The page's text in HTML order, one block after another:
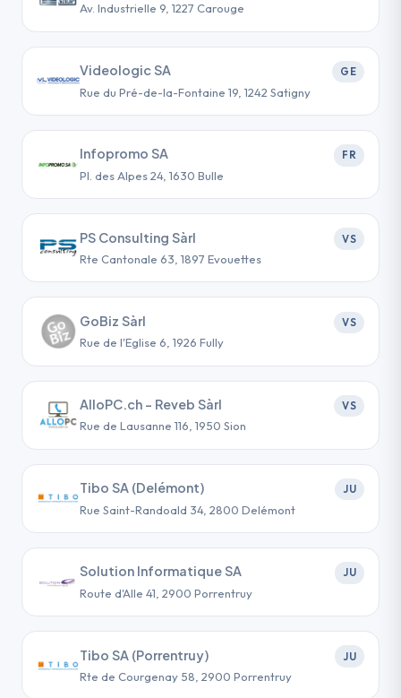
Av. Industrielle 9, 1227 Carouge
Videologic SA
Rue du Pré-de-la-Fontaine 19, 1242 Satigny
GE
Infopromo SA
Pl. des Alpes 24, 1630 Bulle
FR
PS Consulting Sàrl
Rte Cantonale 63, 1897 Evouettes
VS
GoBiz Sàrl
Rue de l'Eglise 6, 1926 Fully
VS
AlloPC.ch - Reveb Sàrl
Rue de Lausanne 116, 1950 Sion
VS
Tibo SA (Delémont)
Rue Saint-Randoald 34, 2800 Delémont
JU
Solution Informatique SA
Route d'Alle 41, 2900 Porrentruy
JU
Tibo SA (Porrentruy)
Rte de Courgenay 58, 2900 Porrentruy
JU